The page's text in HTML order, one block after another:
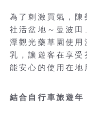
為了刺激買氣，陳
社活盆地～曼波田
潭觀光藥草園使用
乳，讓遊客在享受
能安心的使用在地
結合自行車旅遊